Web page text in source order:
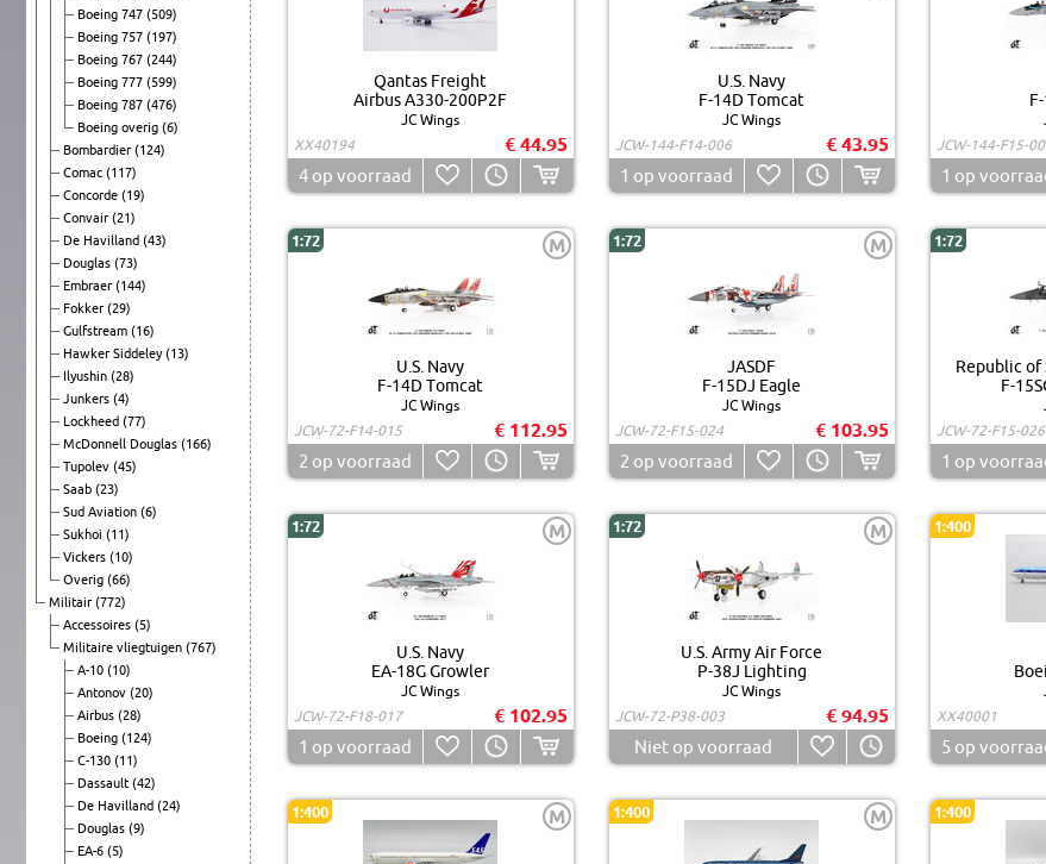
Boeing 747 (509)
Boeing 757 (197)
Boeing 767 (244)
Boeing 777 (599)
Boeing 787 (476)
Boeing overig (6)
Bombardier (124)
Comac (117)
Concorde (19)
Convair (21)
De Havilland (43)
Douglas (73)
Embraer (144)
Fokker (29)
Gulfstream (16)
Hawker Siddeley(13)
Ilyushin (28)
Junkers (4)
Lockheed (77)
McDonnell Douglas (166)
Tupolev (45)
Saab (23)
Sud Aviation (6)
Sukhoi (11)
Vickers (10)
Overig (66)
Militair (772)
Accessoires (5)
Militaire vliegtuigen (767)
A-10 (10)
Antonov (20)
Airbus (28)
Boeing (124)
C-130 (11)
Dassault (42)
De Havilland (24)
Douglas (9)
EA-6 (5)
Qantas Freight
Airbus A330-200P2F
JC Wings
XX40194
€ 44.95
4op voorraad
U.S. Navy
F-14D Tomcat
JC Wings
JCW-144-F14-006
€ 43.95
1 op voorraad
JCW-144-F15-
1 op
1:72 M
U.S. Navy
F-14D Tomcat
JC Wings
JCW-72-F14-015
€ 112.95
2 op voorraad
1:72 M
JASDF
F-15DJ Eagle
JC Wings
JCW-72-F15-024
€ 103.95
2 op voorraad
1:72
Republic of
F-
JCW-72-F15-026
1 op
1:72 M
U.S. Navy
EA-18G Growler
JC Wings
JCW-72-F18-017
€ 102.95
1 op voorraad
1:72 M
U.S. Army Air Force
P-38J Lighting
JC Wings
JCW-72-P38-003
€ 94.95
Niet op voorraad
1:400
XX40001
5op
1:400 M 1:400 M 1:400